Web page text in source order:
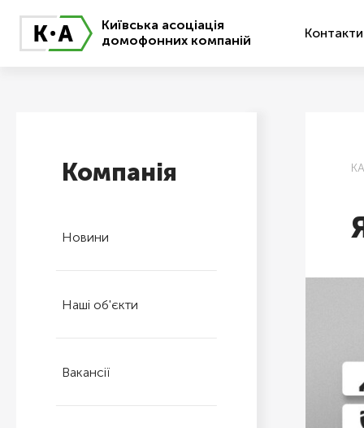
Київська асоціація
домофонних компаній
Контакти
Компанія
Новини
Наші об'єкти
Вакансії